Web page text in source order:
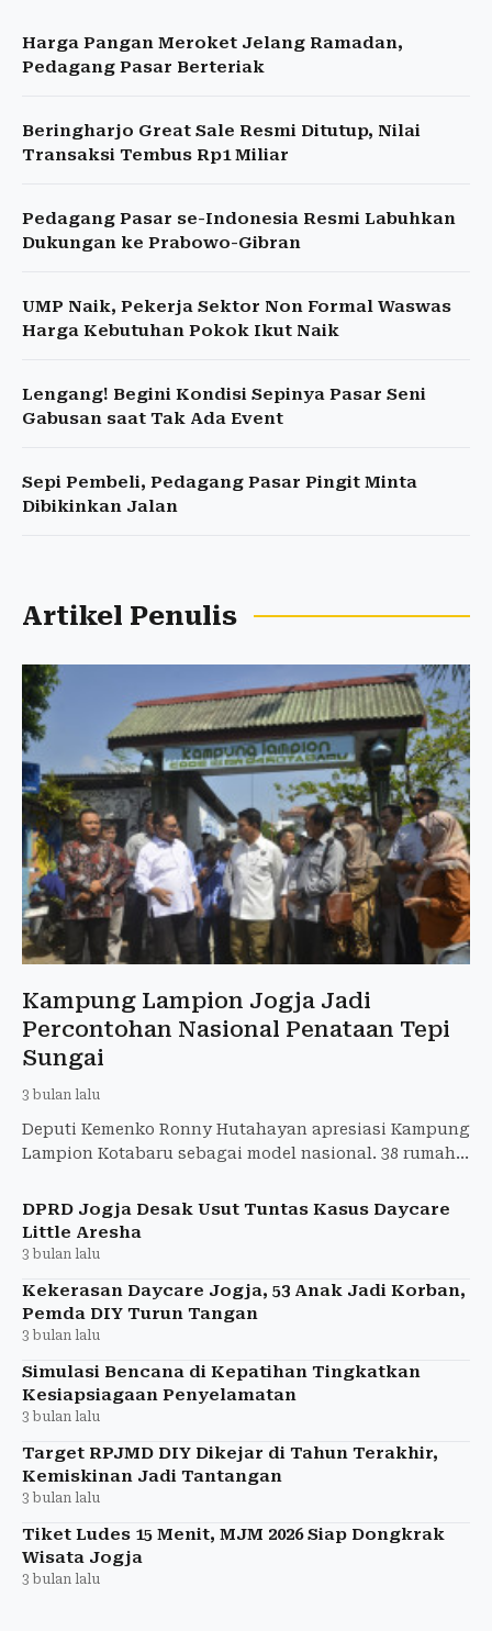
Harga Pangan Meroket Jelang Ramadan,
Pedagang Pasar Berteriak
Beringharjo Great Sale Resmi Ditutup, Nilai
Transaksi Tembus Rp1 Miliar
Pedagang Pasar se-Indonesia Resmi Labuhkan
Dukungan ke Prabowo-Gibran
UMP Naik, Pekerja Sektor Non Formal Waswas
Harga Kebutuhan Pokok Ikut Naik
Lengang! Begini Kondisi Sepinya Pasar Seni
Gabusan saat Tak Ada Event
Sepi Pembeli, Pedagang Pasar Pingit Minta
Dibikinkan Jalan
Artikel Penulis
Kampung Lampion Jogja Jadi
Percontohan Nasional Penataan Tepi
Sungai
3 bulan lalu
Deputi Kemenko Ronny Hutahayan apresiasi Kampung
Lampion Kotabaru sebagai model nasional. 38 rumah
DPRD Jogja Desak Usut Tuntas Kasus Daycare
Little Aresha
3 bulan lalu
Kekerasan Daycare Jogja, 53 Anak Jadi Korban,
Pemda DIY Turun Tangan
3 bulan lalu
Simulasi Bencana di Kepatihan Tingkatkan
Kesiapsiagaan Penyelamatan
3 bulan lalu
Target RPJMD DIY Dikejar di Tahun Terakhir,
Kemiskinan Jadi Tantangan
3 bulan lalu
Tiket Ludes 15 Menit, MJM 2026 Siap Dongkrak
Wisata Jogja
3 bulan lalu